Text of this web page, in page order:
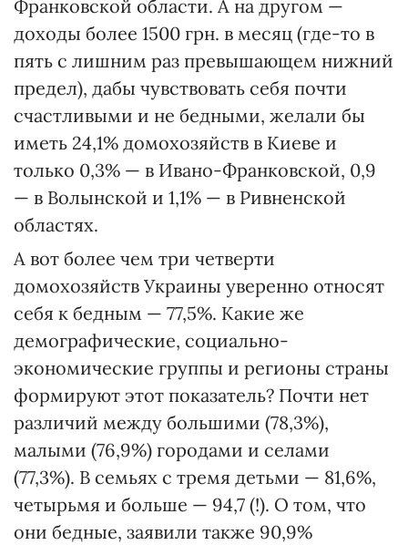
Франковской области. А на другом —
доходы более 1500 грн. в месяц (где-то в
пять с лишним раз превышающем нижний
предел), дабы чувствовать себя почти
счастливыми и не бедными, желали бы
иметь 24,1% домохозяйств в Киеве и
только 0,3% — в Ивано-Франковской, 0,9
— в Волынской и 1,1% — в Ривненской
областях.
А вот более чем три четверти
домохозяйств Украины уверенно относят
себя к бедным — 77,5%. Какие же
демографические, социально-
экономические группы и регионы страны
формируют этот показатель? Почти нет
различий между большими (78,3%),
малыми (76,9%) городами и селами
(77,3%). В семьях с тремя детьми — 81,6%,
четырьмя и больше — 94,7 (!). О том, что
они бедные, заявили также 90,9%